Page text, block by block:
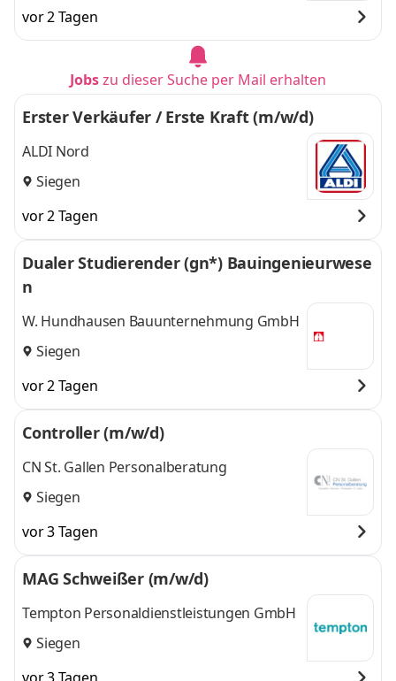
vor 2 Tagen
Jobszu dieser Suche per Mail erhalten
Erster Verkäufer / Erste Kraft (m/w/d)
ALDI Nord
Siegen
vor 2 Tagen
Dualer Studierender (gn*) Bauingenieurwese
n
W. Hundhausen Bauunternehmung GmbH
Siegen
vor 2 Tagen
Controller (m/w/d)
CN St. Gallen Personalberatung
Siegen
vor 3 Tagen
MAG Schweißer (m/w/d)
Tempton Personaldienstleistungen GmbH
Siegen